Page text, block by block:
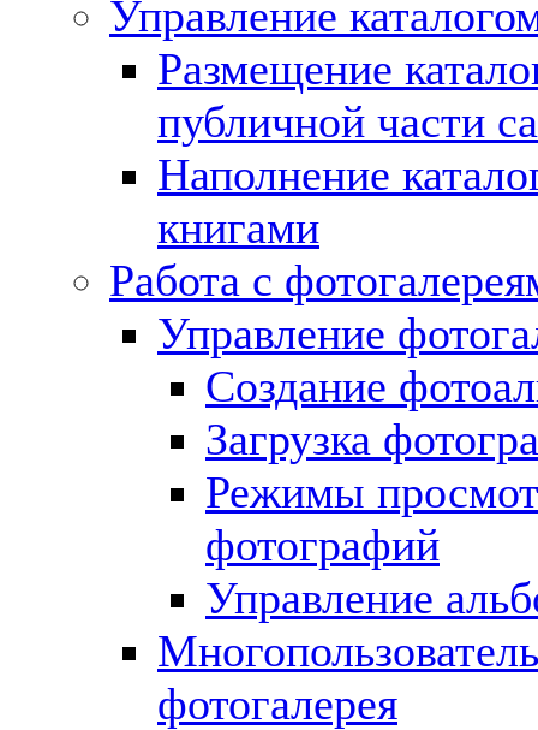
Управление
Размещение
публичной части
Наполнение
книгами
Работа с
Управление
Создание
Загрузка
Режимы
фотографий
Управление
фотогалерея